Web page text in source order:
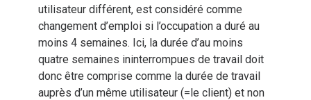
utilisateur différent, est considéré comme
changement d’emploi si l’occupation a duré au
moins 4 semaines. Ici, la durée d’au moins
quatre semaines ininterrompues de travail doit
donc être comprise comme la durée de travail
auprès d’un même utilisateur (=le client) et non